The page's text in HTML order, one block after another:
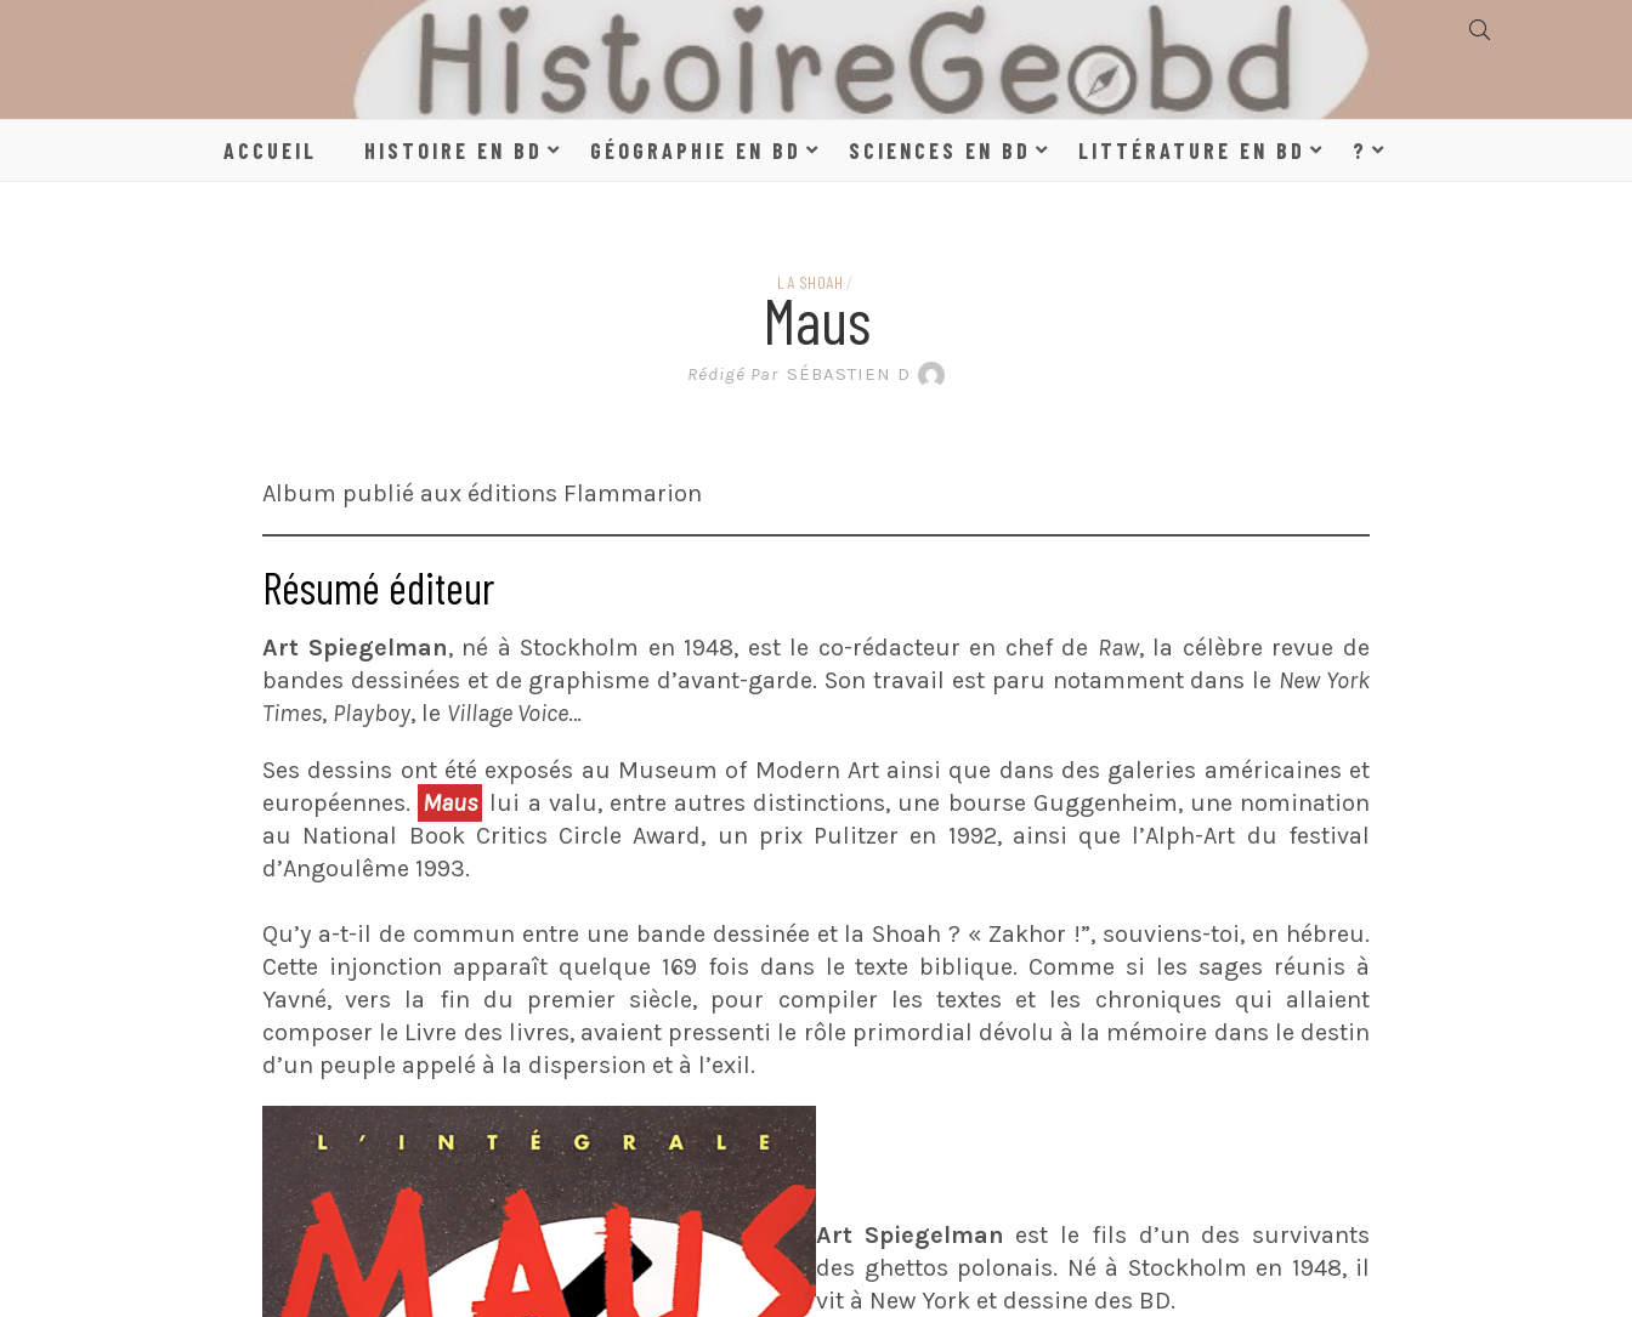
HISTOIRE, GÉOGRAPHIE,
SCIENCES, LITTÉRATURE
EN BANDE DESSINÉE
ACCUEIL HISTOIRE EN BD GÉOGRAPHIE EN BD SCIENCES EN BD LITTÉRATURE EN BD ?
LA SHOAH /
Maus
Rédigé Par SÉBASTIEN D
Album publié aux éditions Flammarion
Résumé éditeur
Art Spiegelman, né à Stockholm en 1948, est le co-rédacteur en chef de Raw, la célèbre revue de
bandes dessinées et de graphisme d’avant-garde. Son travail est paru notamment dans le New York
Times, Playboy, le Village Voice…
Ses dessins ont été exposés au Museum of Modern Art ainsi que dans des galeries américaines et
européennes. Maus lui a valu, entre autres distinctions, une bourse Guggenheim, une nomination
au National Book Critics Circle Award, un prix Pulitzer en 1992, ainsi que l’Alph-Art du festival
d’Angoulême 1993.
Qu’y a-t-il de commun entre une bande dessinée et la Shoah ? « Zakhor !”, souviens-toi, en hébreu.
Cette injonction apparaît quelque 169 fois dans le texte biblique. Comme si les sages réunis à
Yavné, vers la fin du premier siècle, pour compiler les textes et les chroniques qui allaient
composer le Livre des livres, avaient pressenti le rôle primordial dévolu à la mémoire dans le destin
d’un peuple appelé à la dispersion et à l’exil.
Art Spiegelman est le fils d’un des survivants
des ghettos polonais. Né à Stockholm en 1948, il
vit à New York et dessine des BD.